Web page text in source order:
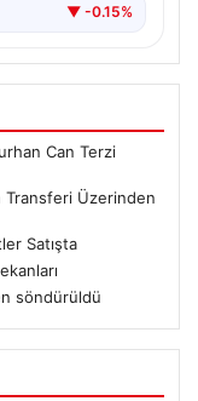
▼ -0.15%
Can Terzi
Transferi Üzerinden
Satışta
söndürüldü